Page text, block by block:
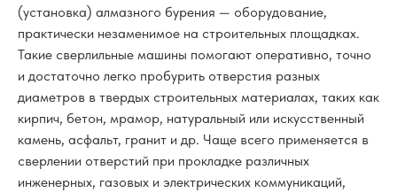
(установка) алмазного бурения — оборудование,
практически незаменимое на строительных площадках.
Такие сверлильные машины помогают оперативно, точно
и достаточно легко пробурить отверстия разных
диаметров в твердых строительных материалах, таких как
кирпич, бетон, мрамор, натуральный или искусственный
камень, асфальт, гранит и др. Чаще всего применяется в
сверлении отверстий при прокладке различных
инженерных, газовых и электрических коммуникаций,